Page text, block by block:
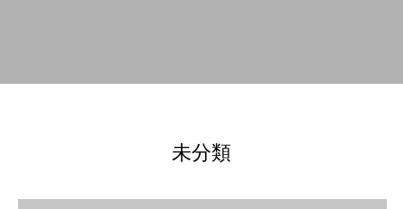
未分類